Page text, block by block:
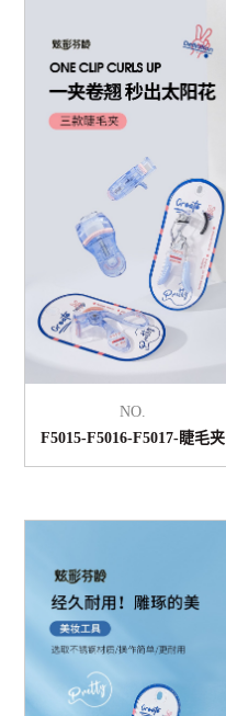
NO.
F5015-F5016-F5017-睫毛夹